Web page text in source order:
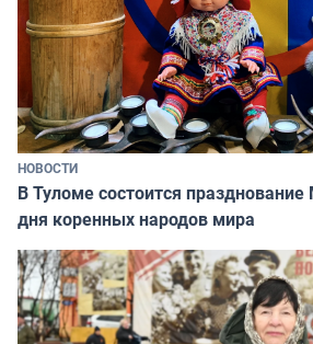
НОВОСТИ
В Туломе состоится
дня коренных народов мира